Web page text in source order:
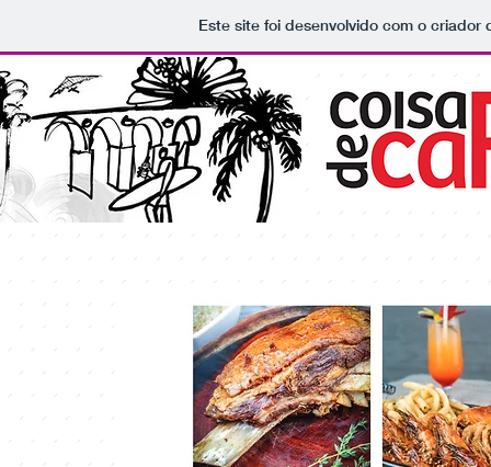
Este site foi desenvolvido com o criador